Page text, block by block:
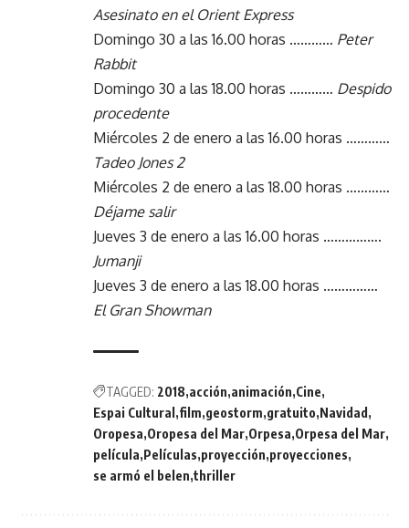
Asesinato en el Orient Express
Domingo 30 a las 16.00 horas ………… Peter
Rabbit
Domingo 30 a las 18.00 horas ………… Despido
procedente
Miércoles 2 de enero a las 16.00 horas …………
Tadeo Jones 2
Miércoles 2 de enero a las 18.00 horas …………
Déjame salir
Jueves 3 de enero a las 16.00 horas …………….
Jumanji
Jueves 3 de enero a las 18.00 horas ……………
El Gran Showman
TAGGED: 2018 acción animación Cine
Espai Cultural film geostorm gratuito Navidad
Oropesa Oropesa del Mar Orpesa Orpesa del Mar
película Películas proyección proyecciones
se armó el belen thriller